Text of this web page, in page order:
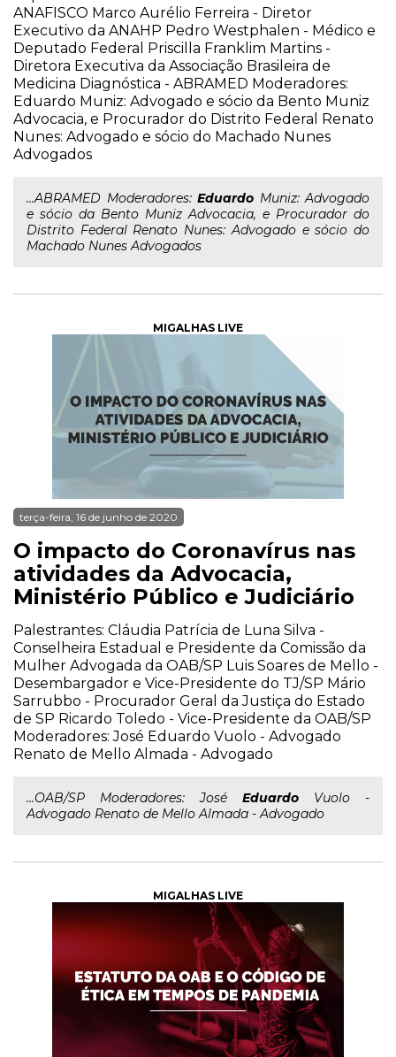
ANAFISCO Marco Aurélio Ferreira - Diretor
Executivo da ANAHP Pedro Westphalen - Médico e
Deputado Federal Priscilla Franklim Martins -
Diretora Executiva da Associação Brasileira de
Medicina Diagnóstica - ABRAMED Moderadores:
Eduardo Muniz: Advogado e sócio da Bento Muniz
Advocacia, e Procurador do Distrito Federal Renato
Nunes: Advogado e sócio do Machado Nunes
Advogados
...ABRAMED Moderadores: Eduardo Muniz: Advogado
e sócio da Bento Muniz Advocacia, e Procurador do
Distrito Federal Renato Nunes: Advogado e sócio do
Machado Nunes Advogados
MIGALHAS LIVE
terça-feira, 16 de junho de 2020
O impacto do Coronavírus nas
atividades da Advocacia,
Ministério Público e Judiciário
Palestrantes: Cláudia Patrícia de Luna Silva -
Conselheira Estadual e Presidente da Comissão da
Mulher Advogada da OAB/SP Luis Soares de Mello -
Desembargador e Vice-Presidente do TJ/SP Mário
Sarrubbo - Procurador Geral da Justiça do Estado
de SP Ricardo Toledo - Vice-Presidente da OAB/SP
Moderadores: José Eduardo Vuolo - Advogado
Renato de Mello Almada - Advogado
...OAB/SP Moderadores: José Eduardo Vuolo -
Advogado Renato de Mello Almada - Advogado
MIGALHAS LIVE